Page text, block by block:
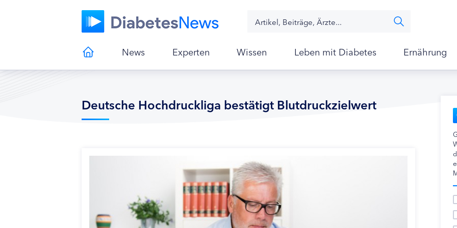
News Experten Wissen Leben mit Diabetes Ernährung
Deutsche Hochdruckliga bestätigt Blutdruckzielwert